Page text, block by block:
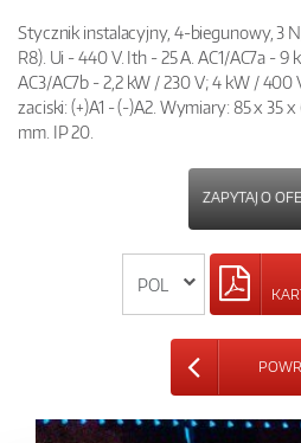
Stycznik instalacyjny, 4-biegunowy, 3
R8). Ui - 440 V. Ith - 25 A. AC1/AC7a - 9
AC3/AC7b - 2,2 kW / 230 V; 4 kW / 400
zaciski: (+)A1 - (-)A2. Wymiary: 85 x 35
mm. IP 20.
ZAPYTAJ O